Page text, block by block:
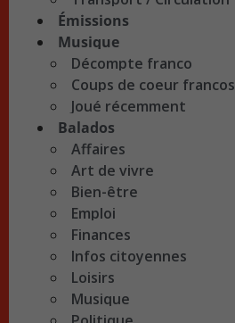
Émissions
Musique
Décompte franco
Coups de coeur francos
Joué récemment
Balados
Affaires
Art de vivre
Bien-être
Emploi
Finances
Infos citoyennes
Loisirs
Musique